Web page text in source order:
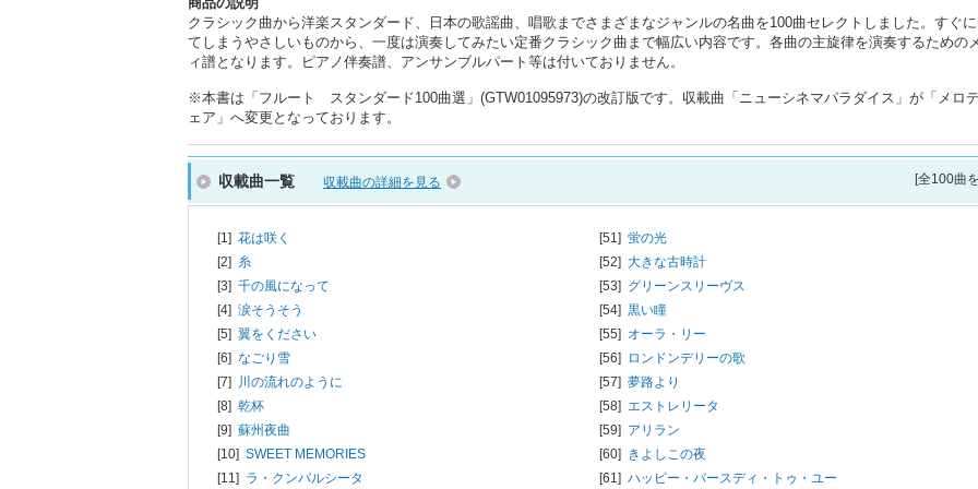
クラシック曲から洋楽スタンダード、日本の歌謡曲、唱歌までさまざまなジャンルの名曲を100曲セレクトしました。すぐ
てしまうやさしいものから、一度は演奏してみたい定番クラシック曲まで幅広い内容です。各曲の主旋律を演奏するための
ィ譜となります。ピアノ伴奏譜、アンサンブルパート等は付いておりません。
※本書は「フルート スタンダード100曲選」(GTW01095973)の改訂版です。収載曲「ニューシネマパラダイス」が「メロ
ェア」へ変更となっております。
収載曲一覧 収載曲の詳細を見る [全100曲
[1] 花は咲く
[2] 糸
[3] 千の風になって
[4] 涙そうそう
[5] 翼をください
[6] なごり雪
[7] 川の流れのように
[8] 乾杯
[9] 蘇州夜曲
[10] SWEET MEMORIES
[11] ラ・クンパルシータ
[51] 蛍の光
[52] 大きな古時計
[53] グリーンスリーヴス
[54] 黒い瞳
[55] オーラ・リー
[56] ロンドンデリーの歌
[57] 夢路より
[58] エストレリータ
[59] アリラン
[60] きよしこの夜
[61] ハッピー・バースディ・トゥ・ユー